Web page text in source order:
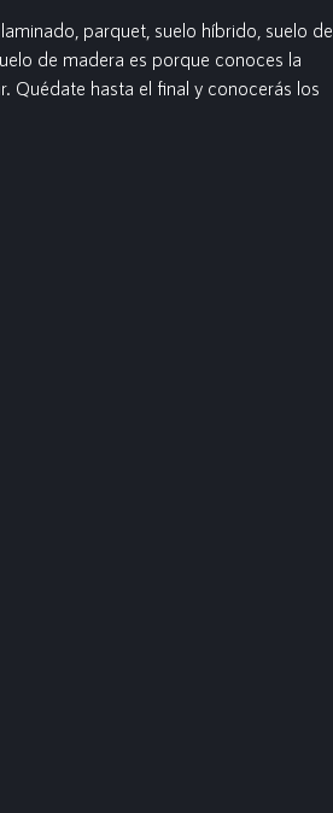
parquet, suelo híbrido, suelo de
de madera es porque conoces la
Quédate hasta el final y conocerás los